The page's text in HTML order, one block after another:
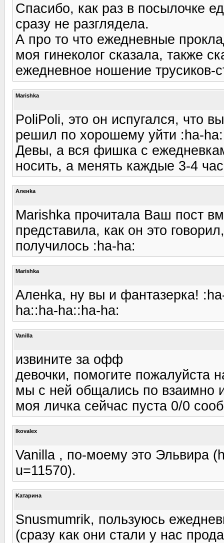
Спасибо, как раз в посылочке
сразу не разглядела.
А про то что ежедневные
моя гинеколог сказала, также
ежедневное ношение трусиков-
Marishka
PoliPoli, это он испугался, что
решил по хорошему уйти :ha-
Девы, а вся фишка с
носить, а менять каждые 3-4
Аленka
Marishka прочитала Ваш пост
представила, как он это
получилось :ha-ha:
Marishka
Аленka, ну вы и фантазерка!
ha::ha-ha::ha-ha:
Vanilla
извините за офф
девочки, помогите пожалуйста
мы с ней общались по взаимно
моя личка сейчас пуста 0/0
Ikovalex
Vanilla , по-моему это Эльвира
u=11570).
Kатарина
Snusmumrik, пользуюсь
(сразу как они стали у нас